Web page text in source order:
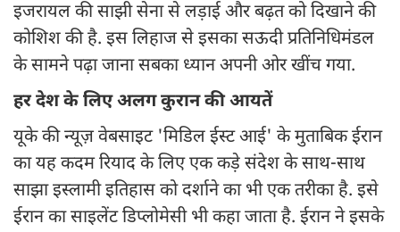
इजरायल की साझी सेना से लड़ाई और बढ़त को दिखाने की
कोशिश की है. इस लिहाज से इसका सऊदी प्रतिनिधिमंडल
के सामने पढ़ा जाना सबका ध्यान अपनी ओर खींच गया.
हर देश के लिए अलग कुरान की आयतें
यूके की न्यूज़ वेबसाइट 'मिडिल ईस्ट आई' के मुताबिक ईरान
का यह कदम रियाद के लिए एक कड़े संदेश के साथ-साथ
साझा इस्लामी इतिहास को दर्शाने का भी एक तरीका है. इसे
ईरान का साइलेंट डिप्लोमेसी भी कहा जाता है. ईरान ने इसके